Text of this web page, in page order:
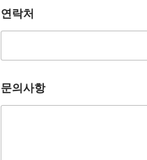
– 보존 근거 : 소비자의 불만
래등에서의 소비자보호에 관한
– 보존 기간 : 3년.
연락처
문의사항